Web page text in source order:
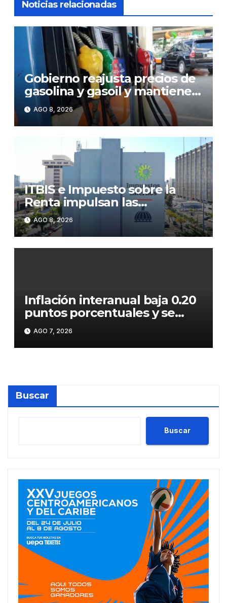
Noticias relacionadas
Gobierno reajusta precios de
gasolina y gasoil y mantiene
congelado el GLP
AGO 8, 2026
ITBIS e Impuesto sobre la
Renta impulsan las
recaudaciones de la DGII;
superan los RD$81,475
millones en julio
AGO 8, 2026
Inflación interanual baja 0.20
puntos porcentuales y se
sitúa en 5.47 %
AGO 7, 2026
Buscar
Buscar